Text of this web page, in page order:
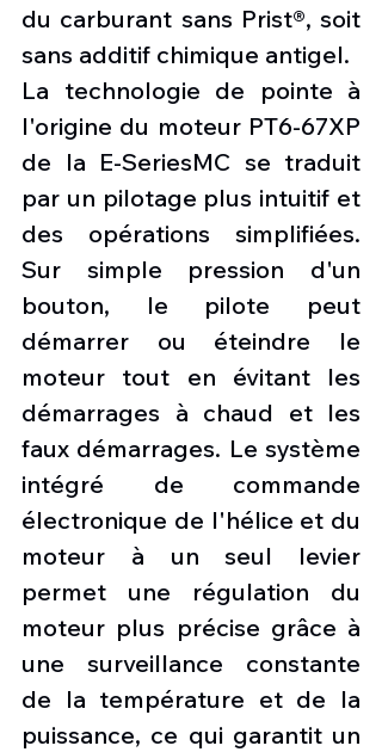
du carburant sans Prist®, soit
sans additif chimique antigel.
La technologie de pointe à
l'origine du moteur PT6-67XP
de la E-SeriesMC se traduit
par un pilotage plus intuitif et
des opérations simplifiées.
Sur simple pression d'un
bouton, le pilote peut
démarrer ou éteindre le
moteur tout en évitant les
démarrages à chaud et les
faux démarrages. Le système
intégré de commande
électronique de l'hélice et du
moteur à un seul levier
permet une régulation du
moteur plus précise grâce à
une surveillance constante
de la température et de la
puissance, ce qui garantit un